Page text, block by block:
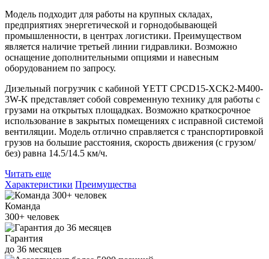
Модель подходит для работы на крупных складах,
предприятиях энергетической и горнодобывающей
промышленности, в центрах логистики. Преимуществом
является наличие третьей линии гидравлики. Возможно
оснащение дополнительными опциями и навесным
оборудованием по запросу.
Дизельный погрузчик с кабиной YETT CPCD15-XCK2-M400-
3W-K представляет собой современную технику для работы с
грузами на открытых площадках. Возможно краткосрочное
использование в закрытых помещениях с исправной системой
вентиляции. Модель отлично справляется с транспортировкой
грузов на большие расстояния, скорость движения (с грузом/
без) равна 14.5/14.5 км/ч.
Читать еще
Характеристики Преимущества
Команда
300+ человек
Гарантия
до 36 месяцев